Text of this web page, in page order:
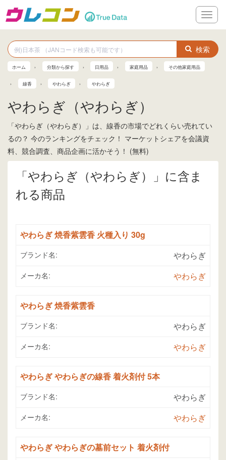
メ
ニ
ー
検索
ホーム 分類から探す 日用品 家庭用品 その他家庭用品
線香 やわらぎ やわらぎ
やわらぎ（やわらぎ）
「やわらぎ（やわらぎ）」は、線香の市場でどれくらい売れてい
るの？ 今のランキングをチェック！ マーケットシェアを会議資
料、競合調査、商品企画に活かそう！ (無料)
「やわらぎ（やわらぎ）」に含ま
れる商品
やわらぎ 焼香紫雲香 火種入り 30g
ブランド名: やわらぎ
メーカ名: やわらぎ
やわらぎ 焼香紫雲香
ブランド名: やわらぎ
メーカ名: やわらぎ
やわらぎ やわらぎの線香 着火剤付 5本
ブランド名: やわらぎ
メーカ名: やわらぎ
やわらぎ やわらぎの墓前セット 着火剤付